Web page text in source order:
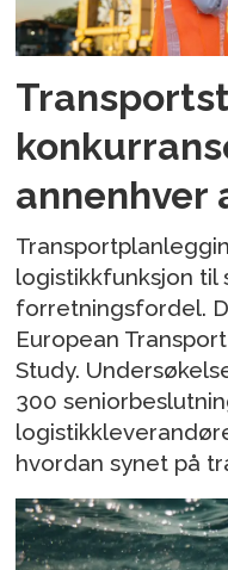
annenhver
logistikkfunksjon til
forretningsfordel.
European
Study.
300
hvordan synet på